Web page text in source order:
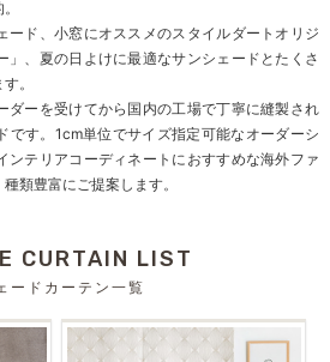
ード、小窓にオススメのスタイルダートオリジ
」、夏の日よけに最適なサンシェードとたくさ
。
ダーを受けてから国内の工場で丁寧に縫製され
です。1cm単位でサイズ指定可能なオーダーシ
ンテリアコーディネートにおすすめな海外ファ
類豊富にご提案します。
CURTAIN LIST
ードカーテン一覧